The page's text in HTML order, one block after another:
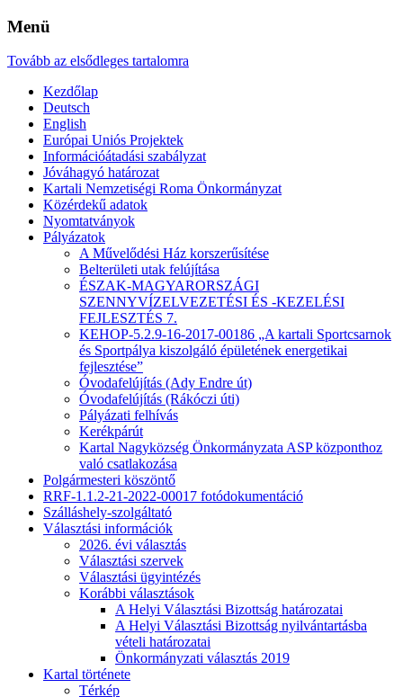
Menü
Tovább az elsődleges tartalomra
Kezdőlap
Deutsch
English
Európai Uniós Projektek
Információátadási szabályzat
Jóváhagyó határozat
Kartali Nemzetiségi Roma Önkormányzat
Közérdekű adatok
Nyomtatványok
Pályázatok
A Művelődési Ház korszerűsítése
Belterületi utak felújítása
ÉSZAK-MAGYARORSZÁGI
SZENNYVÍZELVEZETÉSI ÉS -KEZELÉSI
FEJLESZTÉS 7.
KEHOP-5.2.9-16-2017-00186 „A kartali Sportcsarnok
és Sportpálya kiszolgáló épületének energetikai
fejlesztése”
Óvodafelújítás (Ady Endre út)
Óvodafelújítás (Rákóczi úti)
Pályázati felhívás
Kerékpárút
Kartal Nagyközség Önkormányzata ASP központhoz
való csatlakozása
Polgármesteri köszöntő
RRF-1.1.2-21-2022-00017 fotódokumentáció
Szálláshely-szolgáltató
Választási információk
2026. évi választás
Választási szervek
Választási ügyintézés
Korábbi választások
A Helyi Választási Bizottság határozatai
A Helyi Választási Bizottság nyilvántartásba
vételi határozatai
Önkormányzati választás 2019
Kartal története
Térkép